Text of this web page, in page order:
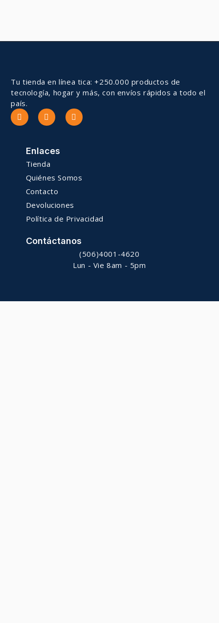
Tu tienda en línea tica: +250.000 productos de
tecnología, hogar y más, con envíos rápidos a todo el
país.
Enlaces
Tienda
Quiénes Somos
Contacto
Devoluciones
Política de Privacidad
Contáctanos
(506)4001-4620
Lun - Vie 8am - 5pm